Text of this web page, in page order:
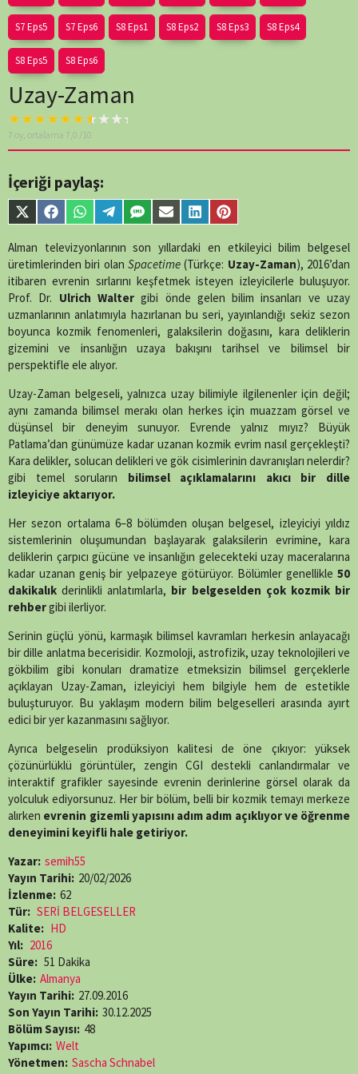
S7 Eps5 S7 Eps6 S8 Eps1 S8 Eps2 S8 Eps3 S8 Eps4
S8 Eps5 S8 Eps6
Uzay-Zaman
Warning : A non-
numeric value
/home/belges/public_html/belgeselsemo/wp-
content/themes/muvipro/template-
parts/content-
single-tv.phpon
7 oy, ortalama 7,0 /10
İçeriği paylaş:
Share
on
(Twitter)
Share
on
Facebook
Share
on
WhatsApp
Share
on
Share
on
Share
on
Email
Share
on
LinkedIn
Share
on
Pinterest
Alman televizyonlarının son yıllardaki en etkileyici bilim belgesel
üretimlerinden biri olan Spacetime (Türkçe: Uzay-Zaman), 2016’dan
itibaren evrenin sırlarını keşfetmek isteyen izleyicilerle buluşuyor.
Prof. Dr. Ulrich Waltergibi önde gelen bilim insanları ve uzay
uzmanlarının anlatımıyla hazırlanan bu seri, yayınlandığı sekiz sezon
boyunca kozmik fenomenleri, galaksilerin doğasını, kara deliklerin
gizemini ve insanlığın uzaya bakışını tarihsel ve bilimsel bir
perspektifle ele alıyor.
Uzay-Zaman belgeseli, yalnızca uzay bilimiyle ilgilenenler için değil;
aynı zamanda bilimsel merakı olan herkes için muazzam görsel ve
düşünsel bir deneyim sunuyor. Evrende yalnız mıyız? Büyük
Patlama’dan günümüze kadar uzanan kozmik evrim nasıl gerçekleşti?
Kara delikler, solucan delikleri ve gök cisimlerinin davranışları nelerdir?
gibi temel soruların bilimsel açıklamalarını akıcı bir dille
izleyiciye aktarıyor.
Her sezon ortalama 6–8 bölümden oluşan belgesel, izleyiciyi yıldız
sistemlerinin oluşumundan başlayarak galaksilerin evrimine, kara
deliklerin çarpıcı gücüne ve insanlığın gelecekteki uzay maceralarına
kadar uzanan geniş bir yelpazeye götürüyor. Bölümler genellikle 50
dakikalık derinlikli anlatımlarla, bir belgeselden çok kozmik bir
rehbergibi ilerliyor.
Serinin güçlü yönü, karmaşık bilimsel kavramları herkesin anlayacağı
bir dille anlatma becerisidir. Kozmoloji, astrofizik, uzay teknolojileri ve
gökbilim gibi konuları dramatize etmeksizin bilimsel gerçeklerle
açıklayan Uzay-Zaman, izleyiciyi hem bilgiyle hem de estetikle
buluşturuyor. Bu yaklaşım modern bilim belgeselleri arasında ayırt
edici bir yer kazanmasını sağlıyor.
Ayrıca belgeselin prodüksiyon kalitesi de öne çıkıyor: yüksek
çözünürlüklü görüntüler, zengin CGI destekli canlandırmalar ve
interaktif grafikler sayesinde evrenin derinlerine görsel olarak da
yolculuk ediyorsunuz. Her bir bölüm, belli bir kozmik temayı merkeze
alırken evrenin gizemli yapısını adım adım açıklıyor ve öğrenme
deneyimini keyifli hale getiriyor.
Yazar: semih55
Yayın Tarihi: 20/02/2026
İzlenme: 62
Tür: SERİ BELGESELLER
Kalite: HD
Yıl: 2016
Süre: 51 Dakika
Ülke: Almanya
Yayın Tarihi: 27.09.2016
Son Yayın Tarihi: 30.12.2025
Bölüm Sayısı: 48
Yapımcı: Welt
Yönetmen: Sascha Schnabel